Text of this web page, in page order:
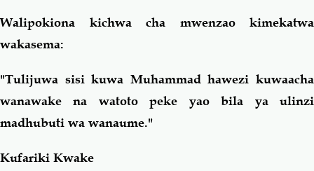
Walipokiona kichwa cha mwenzao kimekatwa
wakasema:
"Tulijuwa sisi kuwa Muhammad hawezi kuwaacha
wanawake na watoto peke yao bila ya ulinzi
madhubuti wa wanaume."
Kufariki Kwake